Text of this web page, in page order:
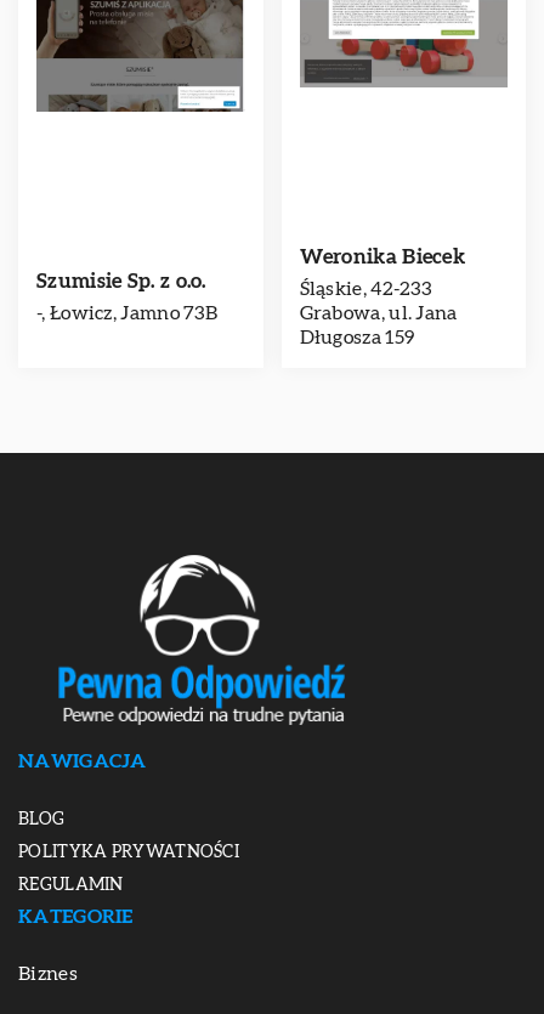
Szumisie Sp. z o.o.
-, Łowicz, Jamno 73B
Weronika Biecek
Śląskie, 42-233
Grabowa, ul. Jana
Długosza 159
NAWIGACJA
BLOG
POLITYKA PRYWATNOŚCI
REGULAMIN
KATEGORIE
Biznes